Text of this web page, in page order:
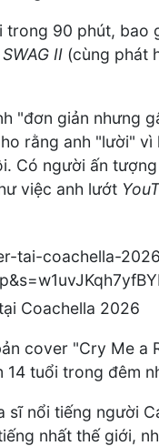
trong 90 phút, bao
SWAG II (cùng phát
"đơn giản nhưng
rằng anh "lười"
Có người ấn
việc anh lướt
Coachella 2026
cover "Cry Me a
tuổi trong đêm
sĩ nổi tiếng người
nhất thế giới,